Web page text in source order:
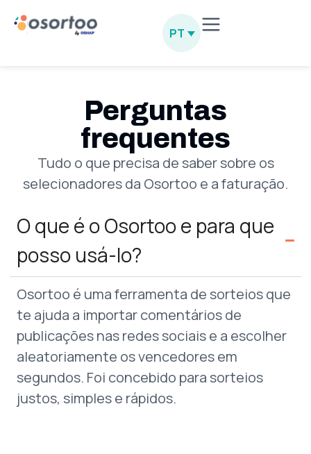
PT
Perguntas
frequentes
Tudo o que precisa de saber sobre os
selecionadores da Osortoo e a faturação.
O que é o Osortoo e para que
posso usá-lo?
Osortoo é uma ferramenta de sorteios que
te ajuda a importar comentários de
publicações nas redes sociais e a escolher
aleatoriamente os vencedores em
segundos. Foi concebido para sorteios
justos, simples e rápidos.